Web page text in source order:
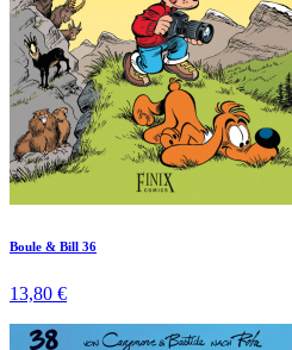
Boule & Bill 36
13,80 €